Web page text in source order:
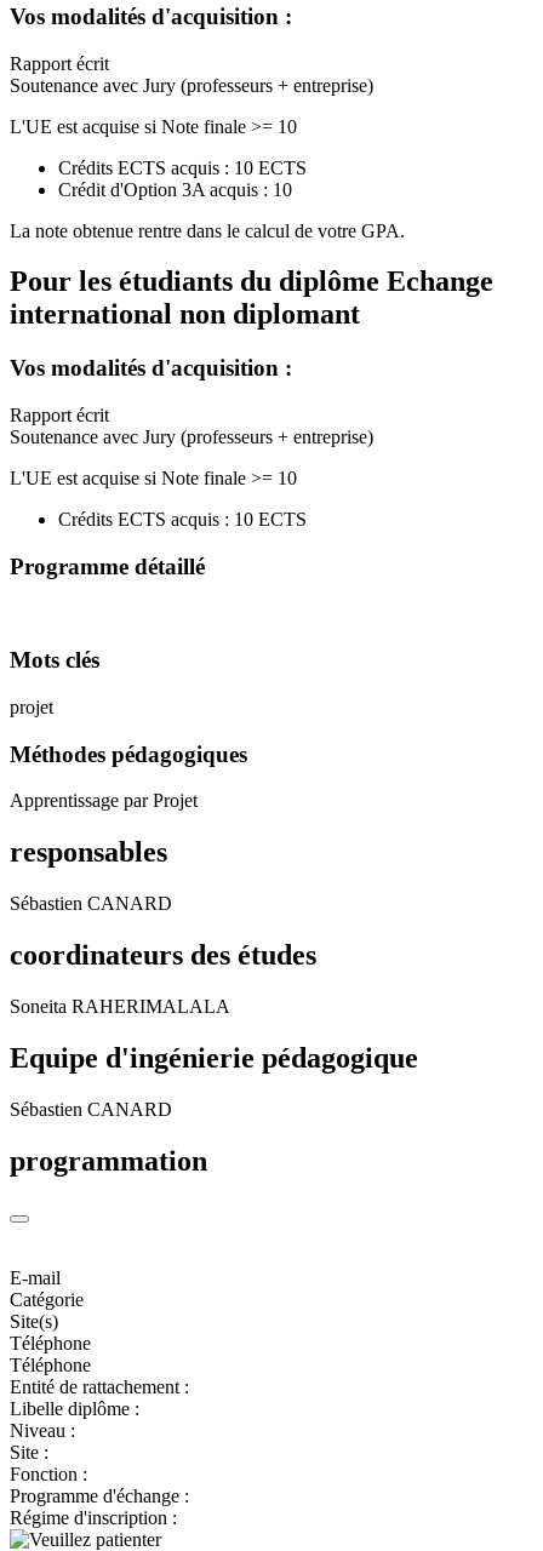
Vos modalités d'acquisition :
Rapport écrit
Soutenance avec Jury (professeurs + entreprise)
L'UE est acquise si Note finale >= 10
Crédits ECTS acquis : 10 ECTS
Crédit d'Option 3A acquis : 10
La note obtenue rentre dans le calcul de votre GPA.
Pour les étudiants du diplôme Echange
international non diplomant
Vos modalités d'acquisition :
Rapport écrit
Soutenance avec Jury (professeurs + entreprise)
L'UE est acquise si Note finale >= 10
Crédits ECTS acquis : 10 ECTS
Programme détaillé
Mots clés
projet
Méthodes pédagogiques
Apprentissage par Projet
responsables
Sébastien CANARD
coordinateurs des études
Soneita RAHERIMALALA
Equipe d'ingénierie pédagogique
Sébastien CANARD
programmation
E-mail
Catégorie
Site(s)
Téléphone
Téléphone
Entité de rattachement :
Libelle diplôme :
Niveau :
Site :
Fonction :
Programme d'échange :
Régime d'inscription :